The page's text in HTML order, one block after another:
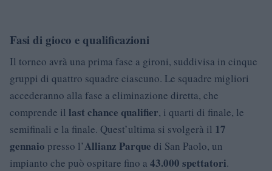
Fasi di gioco e qualificazioni
Il torneo avrà una prima fase a gironi, suddivisa in cinque
gruppi di quattro squadre ciascuno. Le squadre migliori
accederanno alla fase a eliminazione diretta, che
comprende il last chance qualifier, i quarti di finale, le
semifinali e la finale. Quest’ultima si svolgerà il 17
gennaio presso l’Allianz Parque di San Paolo, un
impianto che può ospitare fino a 43.000 spettatori.